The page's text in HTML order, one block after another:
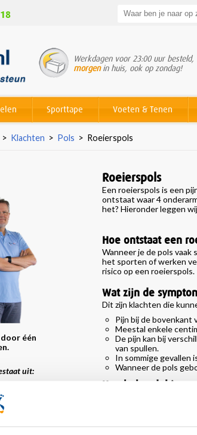
Werkdagen voor 23:00 uur besteld,
morgenin huis, ook op zondag!
Sporttape Voeten & Tenen
> Klachten > Pols > Roeierspols
één
uit:
Roeierspols
Een roeierspols is een
ontstaat waar 4
het? Hieronder leggen
Hoe ontstaat een
Wanneer je de pols vaak
het sporten of werken
risico op een roeierspols.
Wat zijn de
Dit zijn klachten die
Pijn bij de bovenkant
Meestal enkele
De pijn kan bij
van spullen.
In sommige gevallen
Wanneer de pols
Hoe behandel je
Behandelingen voor
de pols te voorzien van
plotselinge bewegingen